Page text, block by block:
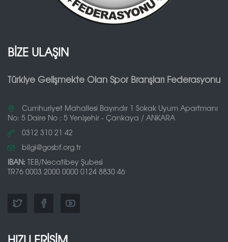
BİZE ULAŞIN
Türkiye Gelişmekte Olan Spor Branşları Federasyonu
Cumhuriyet Mahallesi Bayındır 1 Sokak Uyum Apartmanı
No: 5 Daire No : 5 Yenişehir - Çankaya / ANKARA
0312 310 21 42
bilgi@gosbf.org.tr
IBAN: TEB/Necatibey Şubesi
TR76 0003 2000 0000 0124 8830 46